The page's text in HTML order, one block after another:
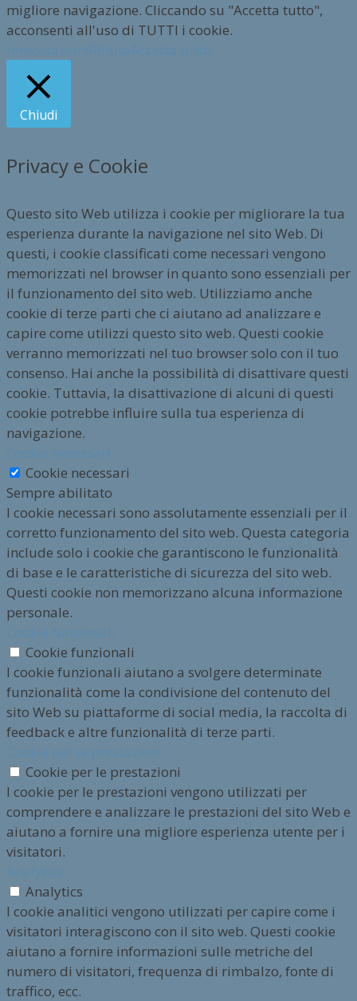
migliore navigazione. Cliccando su "Accetta tutto",
acconsenti all'uso di TUTTI i cookie.
Chiudi
Privacy e Cookie
Questo sito Web utilizza i cookie per migliorare la tua
esperienza durante la navigazione nel sito Web. Di
questi, i cookie classificati come necessari vengono
memorizzati nel browser in quanto sono essenziali per
il funzionamento del sito web. Utilizziamo anche
cookie di terze parti che ci aiutano ad analizzare e
capire come utilizzi questo sito web. Questi cookie
verranno memorizzati nel tuo browser solo con il tuo
consenso. Hai anche la possibilità di disattivare questi
cookie. Tuttavia, la disattivazione di alcuni di questi
cookie potrebbe influire sulla tua esperienza di
navigazione.
Cookie necessari
Sempre abilitato
I cookie necessari sono assolutamente essenziali per il
corretto funzionamento del sito web. Questa categoria
include solo i cookie che garantiscono le funzionalità
di base e le caratteristiche di sicurezza del sito web.
Questi cookie non memorizzano alcuna informazione
personale.
Cookie funzionali
I cookie funzionali aiutano a svolgere determinate
funzionalità come la condivisione del contenuto del
sito Web su piattaforme di social media, la raccolta di
feedback e altre funzionalità di terze parti.
Cookie per le prestazioni
I cookie per le prestazioni vengono utilizzati per
comprendere e analizzare le prestazioni del sito Web e
aiutano a fornire una migliore esperienza utente per i
visitatori.
Analytics
I cookie analitici vengono utilizzati per capire come i
visitatori interagiscono con il sito web. Questi cookie
aiutano a fornire informazioni sulle metriche del
numero di visitatori, frequenza di rimbalzo, fonte di
traffico, ecc.